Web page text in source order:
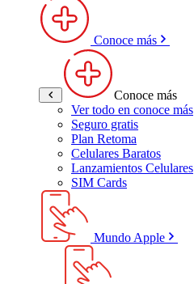
Conoce más
Conoce más
Ver todo en conoce más
Seguro gratis
Plan Retoma
Celulares Baratos
Lanzamientos Celulares
SIM Cards
Mundo Apple